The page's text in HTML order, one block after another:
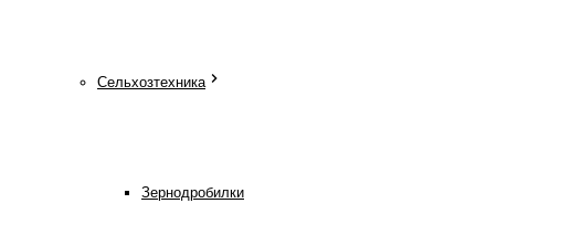
Сельхозтехника
Зернодробилки